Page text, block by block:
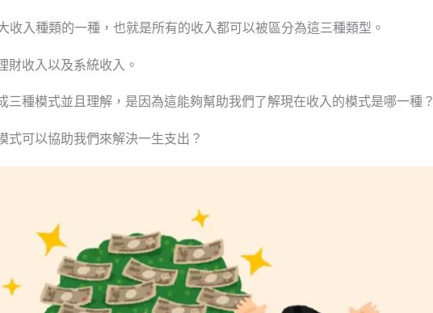
收入種類的一種，也就是所有的收入都可以被區分為這三種類型。
財收入以及系統收入。
三種模式並且理解，是因為這能夠幫助我們了解現在收入的模式是哪一種？
式可以協助我們來解決一生支出？